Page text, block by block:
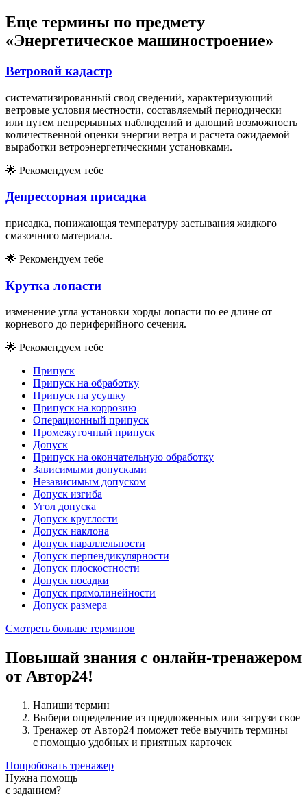
Еще термины по предмету
«Энергетическое машиностроение»
Ветровой кадастр
систематизированный свод сведений, характеризующий
ветровые условия местности, составляемый периодически
или путем непрерывных наблюдений и дающий возможность
количественной оценки энергии ветра и расчета ожидаемой
выработки ветроэнергетическими установками.
🌟 Рекомендуем тебе
Депрессорная присадка
присадка, понижающая температуру застывания жидкого
смазочного материала.
🌟 Рекомендуем тебе
Крутка лопасти
изменение угла установки хорды лопасти по ее длине от
корневого до периферийного сечения.
🌟 Рекомендуем тебе
Припуск
Припуск на обработку
Припуск на усушку
Припуск на коррозию
Операционный припуск
Промежуточный припуск
Допуск
Припуск на окончательную обработку
Зависимыми допусками
Независимым допуском
Допуск изгиба
Угол допуска
Допуск круглости
Допуск наклона
Допуск параллельности
Допуск перпендикулярности
Допуск плоскостности
Допуск посадки
Допуск прямолинейности
Допуск размера
Смотреть больше терминов
Повышай знания с онлайн-тренажером
от Автор24!
Напиши термин
Выбери определение из предложенных или загрузи свое
Тренажер от Автор24 поможет тебе выучить термины
с помощью удобных и приятных карточек
Попробовать тренажер
Нужна помощь
с заданием?